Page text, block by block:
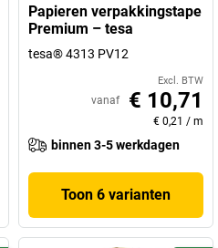
Papieren verpakkingstape
Premium – tesa
tesa® 4313 PV12
Excl. BTW
vanaf € 10,71
€ 0,21 / m
binnen 3-5 werkdagen
Toon 6 varianten